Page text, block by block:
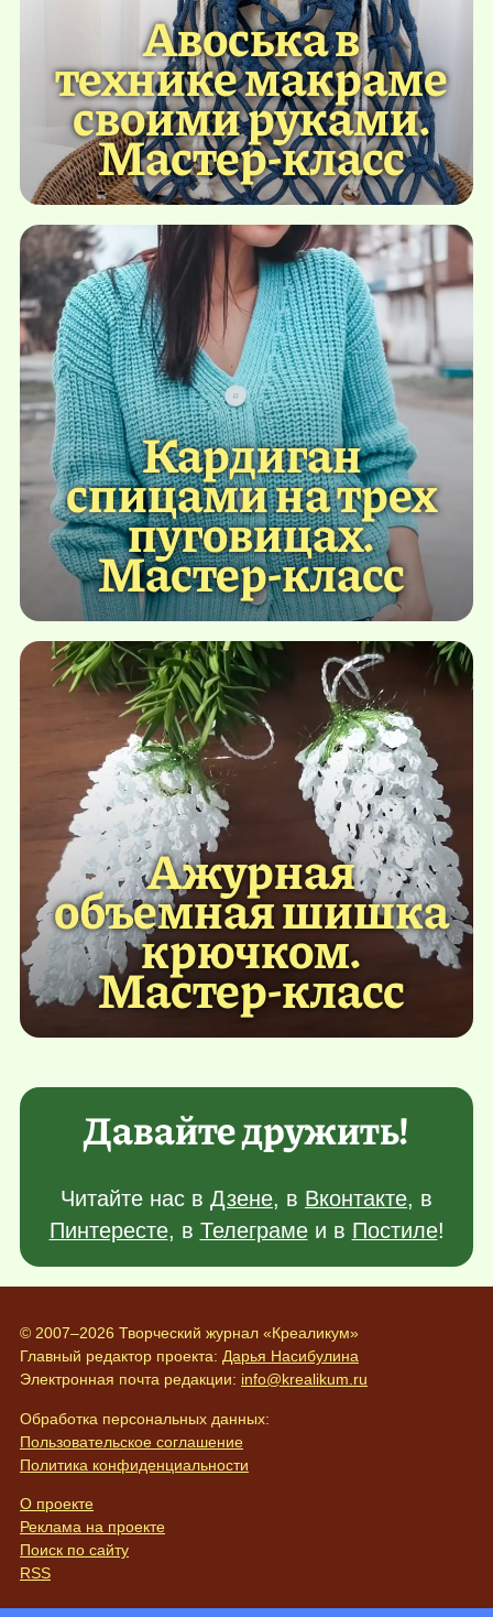
Авоська в
технике макраме
своими руками.
Мастер-класс
Кардиган
спицами на трех
пуговицах.
Мастер-класс
Ажурная
объемная шишка
крючком.
Мастер-класс
Давайте дружить!
Читайте нас в Дзене, в Вконтакте, в
Пинтересте, в Телеграмеи в Постиле!
© 2007–2026 Творческий журнал «Креаликум»
Главный редактор проекта: Дарья Насибулина
Электронная почта редакции: info@krealikum.ru
Обработка персональных данных:
Пользовательское соглашение
Политика конфиденциальности
О проекте
Реклама на проекте
Поиск по сайту
RSS